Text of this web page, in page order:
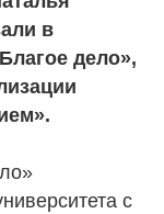
в
дело»,
с